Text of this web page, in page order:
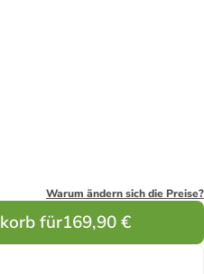
Warum ändern sich die Preise?
für169,90 €